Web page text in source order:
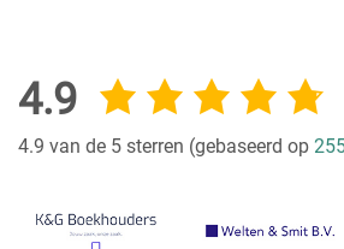
4.9
4.9 van de 5 sterren (gebaseerd op